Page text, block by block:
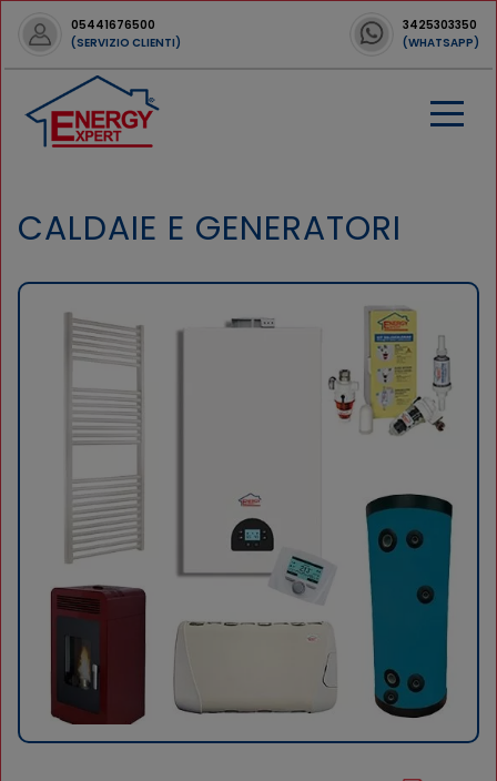
05441676500
(SERVIZIO CLIENTI)
3425303350
(WHATSAPP)
CALDAIE E GENERATORI